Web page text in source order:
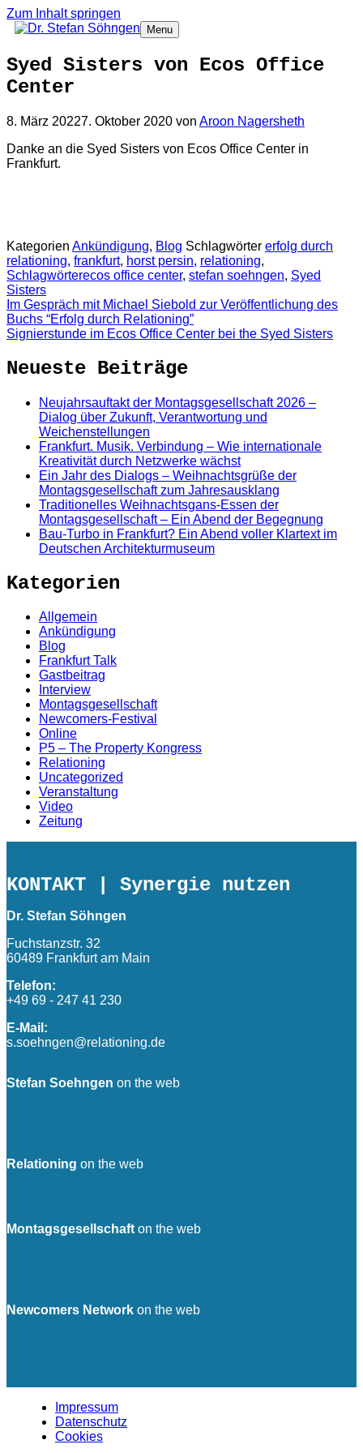
Zum Inhalt springen
Menu
Syed Sisters von Ecos Office
Center
8. März 20227. Oktober 2020 von Aroon Nagersheth
Danke an die Syed Sisters von Ecos Office Center in
Frankfurt.
Kategorien Ankündigung, Blog Schlagwörter erfolg durch
relationing, frankfurt, horst persin, relationing,
Schlagwörterecos office center, stefan soehngen, Syed
Sisters
Im Gespräch mit Michael Siebold zur Veröffentlichung des
Buchs “Erfolg durch Relationing”
Signierstunde im Ecos Office Center bei the Syed Sisters
Neueste Beiträge
Neujahrsauftakt der Montagsgesellschaft 2026 –
Dialog über Zukunft, Verantwortung und
Weichenstellungen
Frankfurt. Musik. Verbindung – Wie internationale
Kreativität durch Netzwerke wächst
Ein Jahr des Dialogs – Weihnachtsgrüße der
Montagsgesellschaft zum Jahresausklang
Traditionelles Weihnachtsgans-Essen der
Montagsgesellschaft – Ein Abend der Begegnung
Bau-Turbo in Frankfurt? Ein Abend voller Klartext im
Deutschen Architekturmuseum
Kategorien
Allgemein
Ankündigung
Blog
Frankfurt Talk
Gastbeitrag
Interview
Montagsgesellschaft
Newcomers-Festival
Online
P5 – The Property Kongress
Relationing
Uncategorized
Veranstaltung
Video
Zeitung
KONTAKT | Synergie nutzen
Dr. Stefan Söhngen
Fuchstanzstr. 32
60489 Frankfurt am Main
Telefon:
+49 69 - 247 41 230
E-Mail:
s.soehngen@relationing.de
Stefan Soehngen on the web
Relationing on the web
Montagsgesellschafton the web
Newcomers Network on the web
Impressum
Datenschutz
Cookies